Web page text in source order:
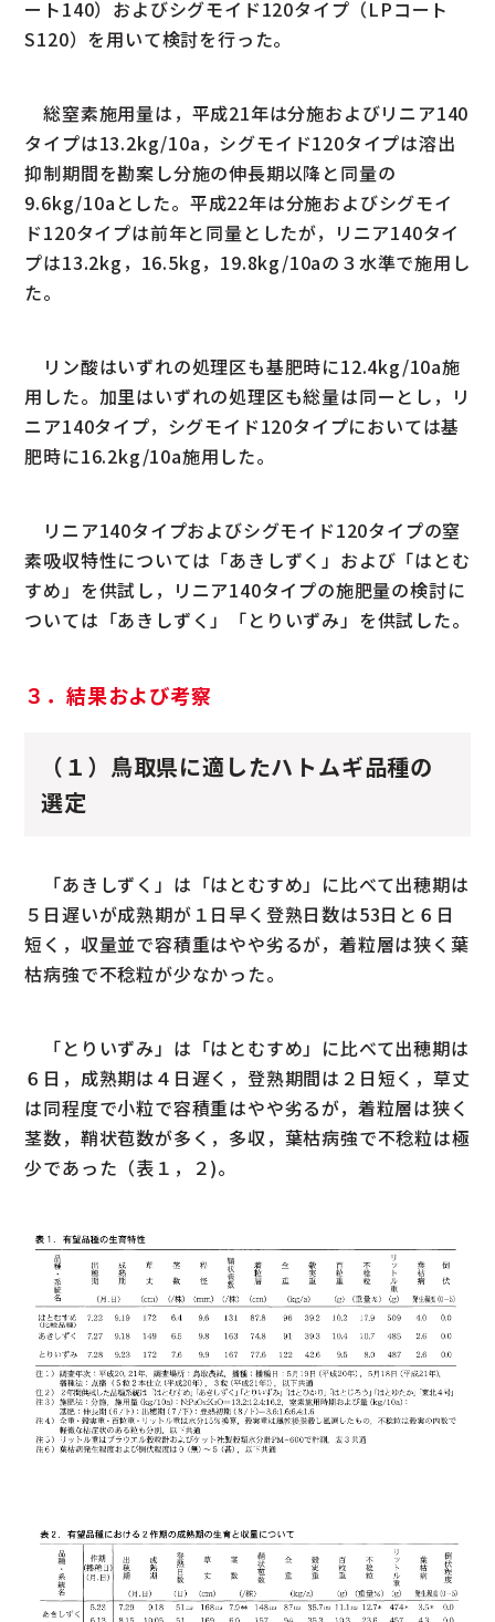
ート140）およびシグモイド120タイプ（LPコート
S120）を用いて検討を行った。
総窒素施用量は，平成21年は分施およびリニア140
タイプは13.2kg/10a，シグモイド120タイプは溶出
抑制期間を勘案し分施の伸長期以降と同量の
9.6kg/10aとした。平成22年は分施およびシグモイ
ド120タイプは前年と同量としたが，リニア140タイ
プは13.2kg，16.5kg，19.8kg/10aの３水準で施用し
た。
リン酸はいずれの処理区も基肥時に12.4kg/10a施
用した。加里はいずれの処理区も総量は同ーとし，リ
ニア140タイプ，シグモイド120タイプにおいては基
肥時に16.2kg/10a施用した。
リニア140タイプおよびシグモイド120タイプの窒
素吸収特性については「あきしずく」および「はとむ
すめ」を供試し，リニア140タイプの施肥量の検討に
ついては「あきしずく」「とりいずみ」を供試した。
３．結果および考察
（１）鳥取県に適したハトムギ品種の
選定
「あきしずく」は「はとむすめ」に比べて出穂期は
５日遅いが成熟期が１日早く登熟日数は53日と６日
短く，収量並で容積重はやや劣るが，着粒層は狭く葉
枯病強で不稔粒が少なかった。
「とりいずみ」は「はとむすめ」に比べて出穂期は
６日，成熟期は４日遅く，登熟期間は２日短く，草丈
は同程度で小粒で容積重はやや劣るが，着粒層は狭く
茎数，鞘状苞数が多く，多収，葉枯病強で不稔粒は極
少であった（表１，２)。